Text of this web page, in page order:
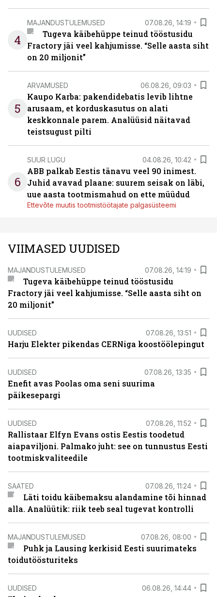
4
MAJANDUSTULEMUSED 07.08.26, 14:19
Tugeva käibehüppe teinud tööstusidu
Fractory jäi veel kahjumisse. “Selle aasta siht
on 20 miljonit”
5
ARVAMUSED 06.08.26, 09:03
Kaupo Karba: pakendidebatis levib lihtne
arusaam, et korduskasutus on alati
keskkonnale parem. Analüüsid näitavad
teistsugust pilti
6
SUUR LUGU 04.08.26, 10:42
ABB palkab Eestis tänavu veel 90 inimest.
Juhid avavad plaane: suurem seisak on läbi,
uue aasta tootmismahud on ette müüdud
Ettevõte muutis tootmistöötajate palgasüsteemi
VIIMASED UUDISED
MAJANDUSTULEMUSED 07.08.26, 14:19
Tugeva käibehüppe teinud tööstusidu
Fractory jäi veel kahjumisse. “Selle aasta siht on
20 miljonit”
UUDISED 07.08.26, 13:51
Harju Elekter pikendas CERNiga koostöölepingut
UUDISED 07.08.26, 13:35
Enefit avas Poolas oma seni suurima
päikesepargi
UUDISED 07.08.26, 11:52
Rallistaar Elfyn Evans ostis Eestis toodetud
aiapaviljoni. Palmako juht: see on tunnustus Eesti
tootmiskvaliteedile
SAATED 07.08.26, 11:24
Läti toidu käibemaksu alandamine tõi hinnad
alla. Analüütik: riik teeb seal tugevat kontrolli
MAJANDUSTULEMUSED 07.08.26, 08:00
Puhk ja Lausing kerkisid Eesti suurimateks
toidutöösturiteks
UUDISED 06.08.26, 14:44